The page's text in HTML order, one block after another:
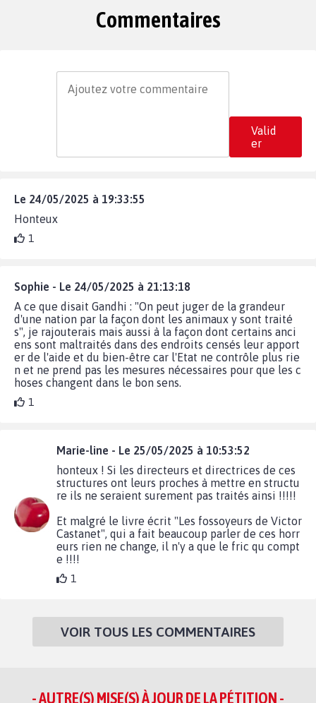
Commentaires
Valid
er
Le 24/05/2025 à 19:33:55
Honteux
1
Sophie - Le 24/05/2025 à 21:13:18
A ce que disait Gandhi : "On peut juger de la grandeur
d'une nation par la façon dont les animaux y sont traité
s", je rajouterais mais aussi à la façon dont certains anci
ens sont maltraités dans des endroits censés leur apport
er de l'aide et du bien-être car l'Etat ne contrôle plus rie
n et ne prend pas les mesures nécessaires pour que les c
hoses changent dans le bon sens.
1
Marie-line - Le 25/05/2025 à 10:53:52
honteux ! Si les directeurs et directrices de ces
structures ont leurs proches à mettre en structu
re ils ne seraient surement pas traités ainsi !!!!!
Et malgré le livre écrit "Les fossoyeurs de Victor
Castanet", qui a fait beaucoup parler de ces horr
eurs rien ne change, il n'y a que le fric qu compt
e !!!!
1
VOIR TOUS LES COMMENTAIRES
- AUTRE(S) MISE(S) À JOUR DE LA PÉTITION -